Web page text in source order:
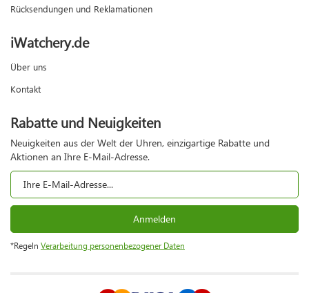
Rücksendungen und Reklamationen
iWatchery.de
Über uns
Kontakt
Rabatte und Neuigkeiten
Neuigkeiten aus der Welt der Uhren, einzigartige Rabatte und
Aktionen an Ihre E-Mail-Adresse.
Anmelden
*Regeln Verarbeitung personenbezogener Daten